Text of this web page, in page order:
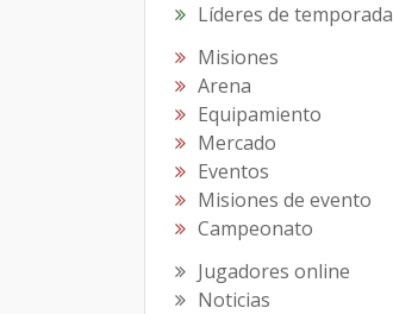
Líderes de temporada
Misiones
Arena
Equipamiento
Mercado
Eventos
Misiones de evento
Campeonato
Jugadores online
Noticias